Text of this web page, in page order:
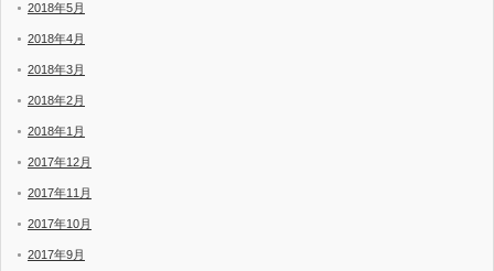
2018年5月
2018年4月
2018年3月
2018年2月
2018年1月
2017年12月
2017年11月
2017年10月
2017年9月